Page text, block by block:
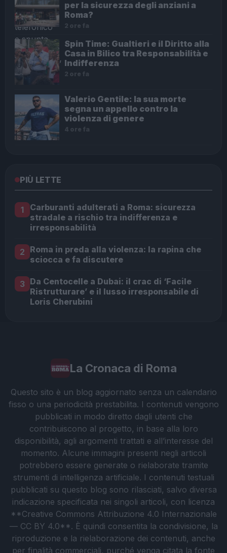
per la sicurezza degli anziani a
Roma?
2 ore fa
Spin Time: Gualtieri e il Diritto alla
Casa in Bilico tra Responsabilità e
Indifferenza
2 ore fa
Valerio Gentile: la sua morte
segna un appello contro la
violenza di genere
4 ore fa
PIÙ LETTE
1
Carburanti adulterati a Roma: sicurezza
stradale a rischio tra indifferenza e
irresponsabilità
2 Roma in preda alla violenza: la rapina che
sciocca e fa discutere
3 Da Centocelle a Dubai: il crac di ‘Facile
Ristrutturare’ e il lusso irresponsabile di
Loris Cherubini
La Cronaca di Roma
Questo sito è un blog aggiornato senza un calendario
fisso o una periodicità prestabilita. I contenuti vengono
pubblicati in modo diretto dagli utenti che
contribuiscono al progetto, in base alla loro
disponibilità, agli argomenti trattati e all’interesse del
momento. Alcune immagini presenti negli articoli
potrebbero essere generate o rielaborate tramite
strumenti di intelligenza artificiale. I contenuti testuali
pubblicati su questo blog sono rilasciati, salvo diversa
indicazione specificata nei singoli articoli, con licenza
**Creative Commons Attribuzione 4.0 Internazionale
— CC BY 4.0**. È quindi consentita la condivisione, la
riproduzione e la rielaborazione dei contenuti, anche
per finalità commerciali, purché venga citata la fonte